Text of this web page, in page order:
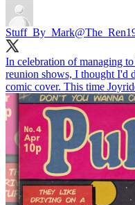
Stuff_By_Mark
In celebration of managing
reunion shows, I thought I'd
comic cover. This time